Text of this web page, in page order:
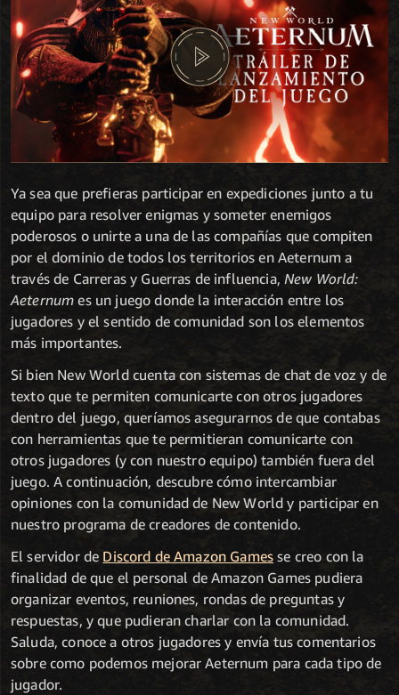
Ya sea que prefieras participar en expediciones junto a tu
equipo para resolver enigmas y someter enemigos
poderosos o unirte a una de las compañías que compiten
por el dominio de todos los territorios en Aeternum a
través de Carreras y Guerras de influencia,New World:
Aeternum es un juego donde la interacción entre los
jugadores y el sentido de comunidad son los elementos
más importantes.
Si bien New World cuenta con sistemas de chat de voz y de
texto que te permiten comunicarte con otros jugadores
dentro del juego, queríamos asegurarnos de que contabas
con herramientas que te permitieran comunicarte con
otros jugadores (y con nuestro equipo) también fuera del
juego. A continuación, descubre cómo intercambiar
opiniones con la comunidad de New World y participar en
nuestro programa de creadores de contenido.
El servidor de Discord de Amazon Games se creo con la
finalidad de que el personal de Amazon Games pudiera
organizar eventos, reuniones, rondas de preguntas y
respuestas, y que pudieran charlar con la comunidad.
Saluda, conoce a otros jugadores y envía tus comentarios
sobre como podemos mejorar Aeternum para cada tipo de
jugador.